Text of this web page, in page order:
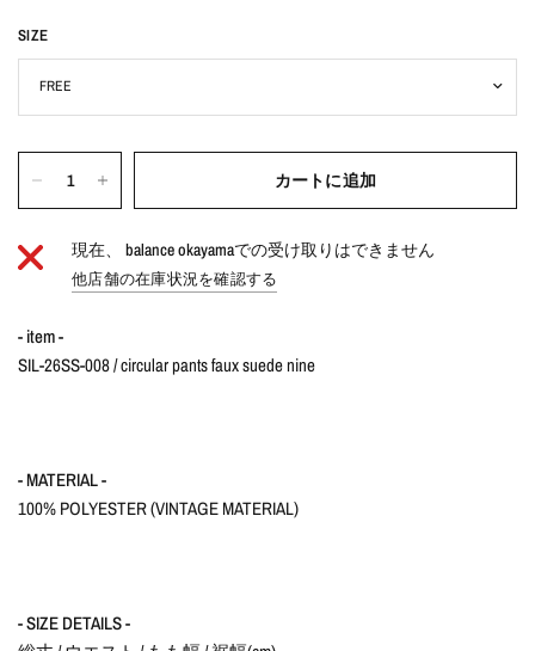
SIZE
カートに追加
現在、balance okayamaでの受け取りはできません
他店舗の在庫状況を確認する
- item -
SIL-26SS-008 / circular pants faux suede nine
- MATERIAL -
100% POLYESTER (VINTAGE MATERIAL)
- SIZE DETAILS -